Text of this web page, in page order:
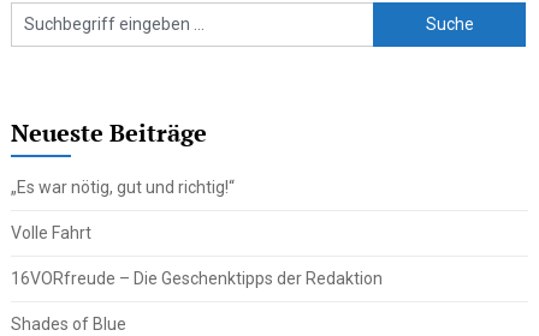
Neueste Beiträge
„Es war nötig, gut und richtig!“
Volle Fahrt
16VORfreude – Die Geschenktipps der Redaktion
Shades of Blue